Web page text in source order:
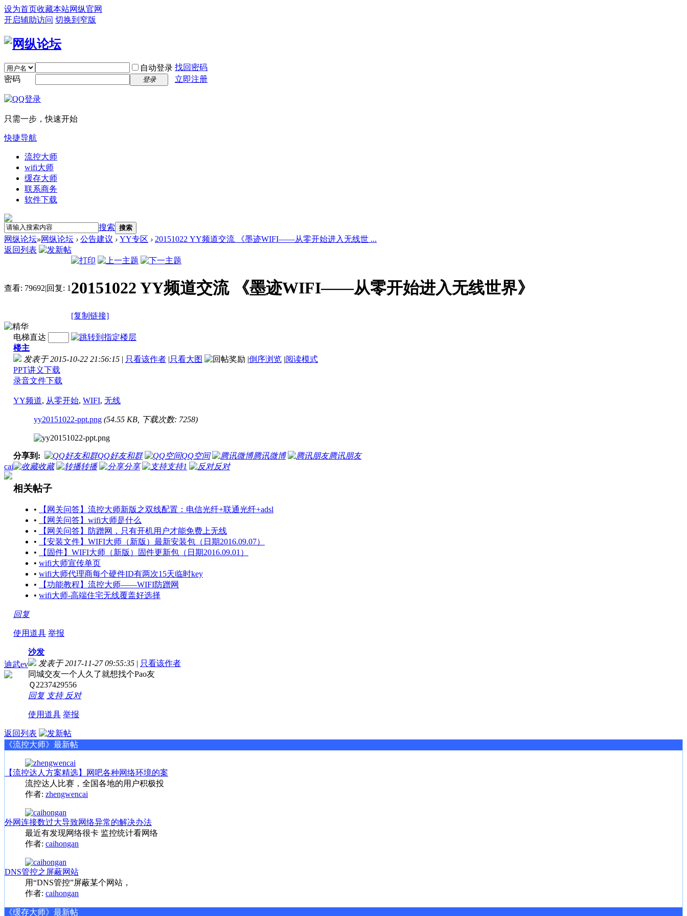
设为首页收藏本站网纵官网
开启辅助访问 切换到窄版
自动登录 找回密码
密码
登录 立即注册
只需一步，快速开始
快捷导航
流控大师
wifi大师
缓存大师
联系商务
软件下载
搜索 搜索
网纵论坛»网纵论坛 › 公告建议 › YY专区 › 20151022 YY频道交流 《墨迹WIFI——从零开始进入无线世 ...
返回列表
查看: 79692|回复: 1 20151022 YY频道交流 《墨迹WIFI——从零开始进入无线世界》
[复制链接]
cai
电梯直达
楼主
发表于 2015-10-22 21:56:15 | 只看该作者 |只看大图 |倒序浏览 |阅读模式
PPT讲义下载
录音文件下载
YY频道, 从零开始, WIFI, 无线
yy20151022-ppt.png (54.55 KB, 下载次数: 7258)
分享到: QQ好友和群 QQ空间 腾讯微博
腾讯朋友
收藏
转播 分享 支持1 反对
相关帖子
•
【网关问答】流控大师新版之双线配置：电信光纤+联通光纤+adsl
•
【网关问答】wifi大师是什么
•
【网关问答】防蹭网，只有开机用户才能免费上无线
•
【安装文件】WIFI大师（新版）最新安装包（日期2016.09.07）
•
【固件】WIFI大师（新版）固件更新包（日期2016.09.01）
• wifi大师宣传单页
• wifi大师代理商每个硬件ID有两次15天临时key
•
【功能教程】流控大师——WIFI防蹭网
• wifi大师-高端住宅无线覆盖好选择
回复
使用道具 举报
迪武ev
沙发
发表于 2017-11-27 09:55:35 | 只看该作者
同城交友一个人久了就想找个Pao友
Ｑ2237429556
回复 支持 反对
使用道具 举报
返回列表
《流控大师》最新帖
【流控达人方案精选】网吧各种网络环境的案
流控达人比赛，全国各地的用户积极投
作者: zhengwencai
外网连接数过大导致网络异常的解决办法
最近有发现网络很卡 监控统计看网络
作者: caihongan
DNS管控之屏蔽网站
用“DNS管控”屏蔽某个网站，
作者: caihongan
《缓存大师》最新帖